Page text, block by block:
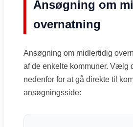
Ansøgning om
overnatning
Ansøgning om midlertidig
af de enkelte kommuner. Vælg
nedenfor for at gå direkte til
ansøgningsside: